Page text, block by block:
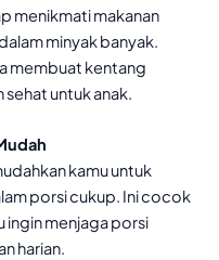
menikmati makanan
minyak banyak.
membuat kentang
untuk anak.
kamu untuk
porsi cukup. Ini cocok
ingin menjaga porsi
harian.